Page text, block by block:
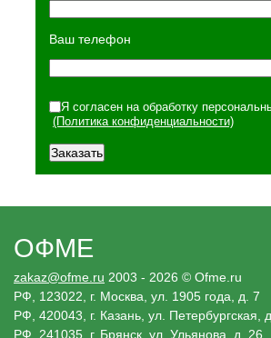
Ваш телефон
Я согласен на обработку
(Политика конфиденциальности)
ОФМЕ
zakaz@ofme.ru 2003 - 2026 © Ofme.ru
РФ, 123022, г. Москва, ул. 1905 года, д. 7
РФ, 420043, г. Казань, ул. Петербургская,
РФ, 241035, г. Брянск, ул. Ульянова, д. 26